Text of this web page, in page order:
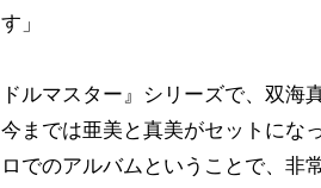
」
ドルマスター』シリーズで、双
までは亜美と真美がセットにな
でのアルバムということで、非